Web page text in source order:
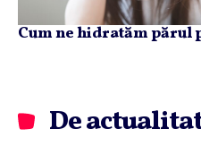
Cum ne hidratăm părul
De